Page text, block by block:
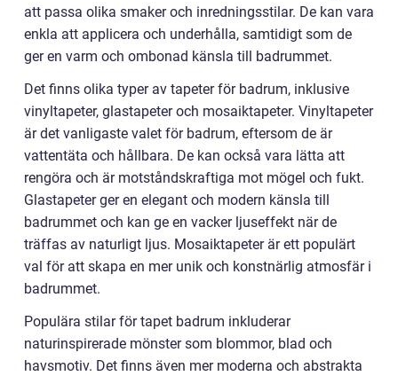
att passa olika smaker och inredningsstilar. De kan vara
enkla att applicera och underhålla, samtidigt som de
ger en varm och ombonad känsla till badrummet.
Det finns olika typer av tapeter för badrum, inklusive
vinyltapeter, glastapeter och mosaiktapeter. Vinyltapeter
är det vanligaste valet för badrum, eftersom de är
vattentäta och hållbara. De kan också vara lätta att
rengöra och är motståndskraftiga mot mögel och fukt.
Glastapeter ger en elegant och modern känsla till
badrummet och kan ge en vacker ljuseffekt när de
träffas av naturligt ljus. Mosaiktapeter är ett populärt
val för att skapa en mer unik och konstnärlig atmosfär i
badrummet.
Populära stilar för tapet badrum inkluderar
naturinspirerade mönster som blommor, blad och
havsmotiv. Det finns även mer moderna och abstrakta